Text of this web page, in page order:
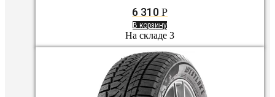
6 310 Р
В корзину
На складе 3